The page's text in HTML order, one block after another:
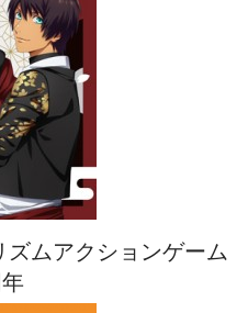
ズムアクションゲーム
年